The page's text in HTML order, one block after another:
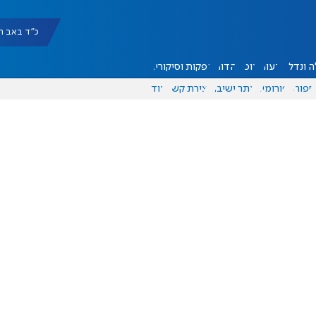
כ"ד באב תשפ"ו
ונדל"ן דעות אוכל יהדות הפקות וסיקורים
ספורט פורומים אתר ישיבה יצירת קשר עוד